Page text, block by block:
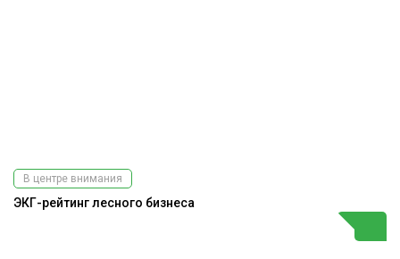
В центре внимания
ЭКГ-рейтинг лесного бизнеса